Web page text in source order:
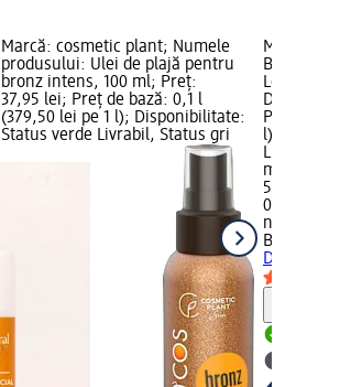
Marcă: cosmetic plant; Numele
produsului: Ulei de plajă pentru
bronz intens, 100 ml; Preț:
37,95 lei; Preț de bază: 0,1 l
(379,50 lei pe 1 l); Disponibilitate:
Status verde Livrabil, Status gri
Marcă:
Baldini;
Lotiune
Dream,
Preț de
l);
Livrabil,
magazin
52,45 lei
0,25 l
natural
Baldini
Dream,